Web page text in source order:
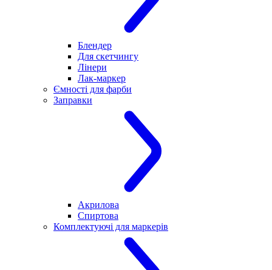
Блендер
Для скетчингу
Лінери
Лак-маркер
Ємності для фарби
Заправки
Акрилова
Спиртова
Комплектуючі для маркерів